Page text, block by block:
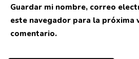
Guardar mi nombre, correo
este navegador para la próxima
comentario.